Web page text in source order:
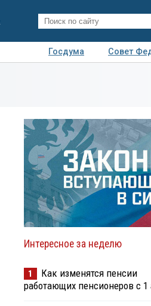
Госдума
Совет
Интересное за неделю
1
Как изменятся пенсии
работающих пенсионеров с 1